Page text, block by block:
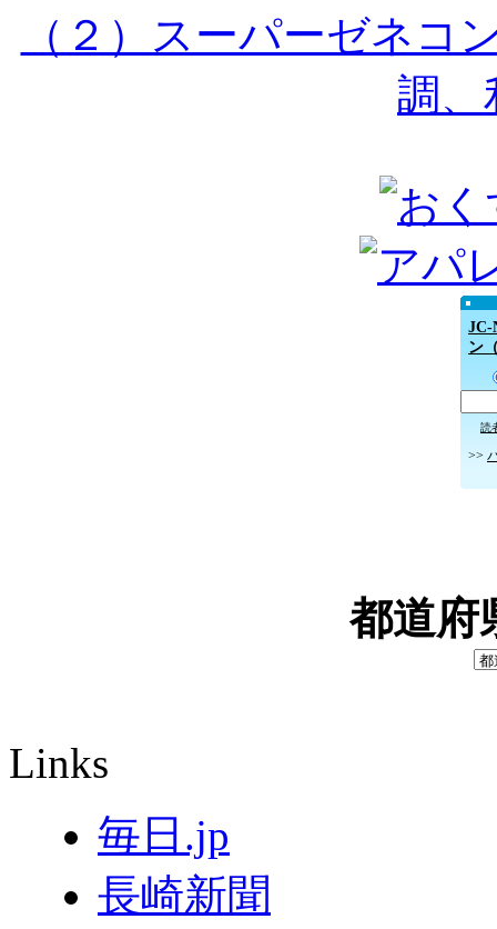
（２）スーパーゼネ
調、
JC-
ン
読
>>
都道府
Links
毎日.jp
長崎新聞